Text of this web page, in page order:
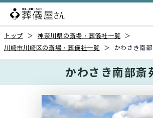
トップ ＞ 神奈川県の斎場・葬儀社一覧 ＞
川崎市川崎区の斎場・葬儀社一覧
＞ かわさき南
かわさき南部斎